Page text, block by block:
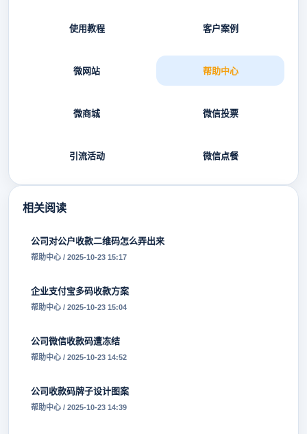
使用教程 客户案例
微网站 帮助中心
微商城 微信投票
引流活动 微信点餐
相关阅读
公司对公户收款二维码怎么弄出来
帮助中心 / 2025-10-23 15:17
企业支付宝多码收款方案
帮助中心 / 2025-10-23 15:04
公司微信收款码遭冻结
帮助中心 / 2025-10-23 14:52
公司收款码牌子设计图案
帮助中心 / 2025-10-23 14:39